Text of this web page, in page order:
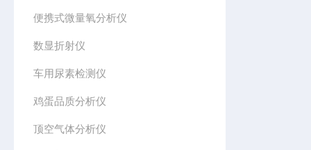
便携式微量氧分析仪
数显折射仪
车用尿素检测仪
鸡蛋品质分析仪
顶空气体分析仪